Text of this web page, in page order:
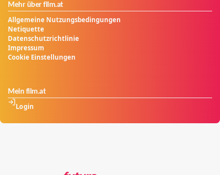
Mehr über film.at
Allgemeine Nutzungsbedingungen
Netiquette
Datenschutzrichtlinie
Impressum
Cookie Einstellungen
Mein film.at
Login